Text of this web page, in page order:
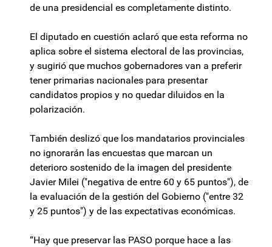
de una presidencial es completamente distinto.
El diputado en cuestión aclaró que esta reforma no
aplica sobre el sistema electoral de las provincias,
y sugirió que muchos gobernadores van a preferir
tener primarias nacionales para presentar
candidatos propios y no quedar diluidos en la
polarización.
También deslizó que los mandatarios provinciales
no ignorarán las encuestas que marcan un
deterioro sostenido de la imagen del presidente
Javier Milei ("negativa de entre 60 y 65 puntos"), de
la evaluación de la gestión del Gobierno ("entre 32
y 25 puntos") y de las expectativas económicas.
“Hay que preservar las PASO porque hace a las